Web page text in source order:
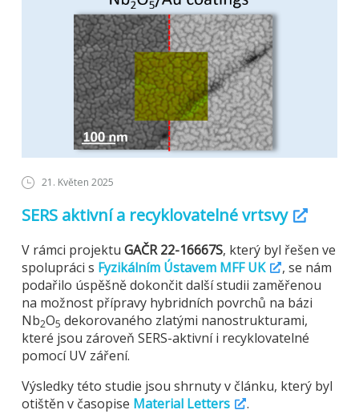
21. Květen 2025
SERS aktivní a recyklovatelné vrtsvy
V rámci projektu GAČR 22-16667S, který byl řešen ve
spolupráci s Fyzikálním Ústavem MFF UK
, se nám
podařilo úspěšně dokončit další studii zaměřenou
na možnost přípravy hybridních povrchů na bázi
Nb2O5 dekorovaného zlatými nanostrukturami,
které jsou zároveň SERS-aktivní i recyklovatelné
pomocí UV záření.
Výsledky této studie jsou shrnuty v článku, který byl
otištěn v časopise Material Letters
.